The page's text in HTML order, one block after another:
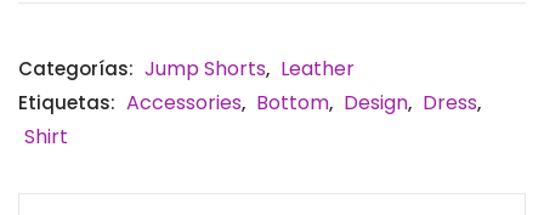
Categorías: Jump Shorts, Leather
Etiquetas: Accessories, Bottom, Design, Dress,
Shirt